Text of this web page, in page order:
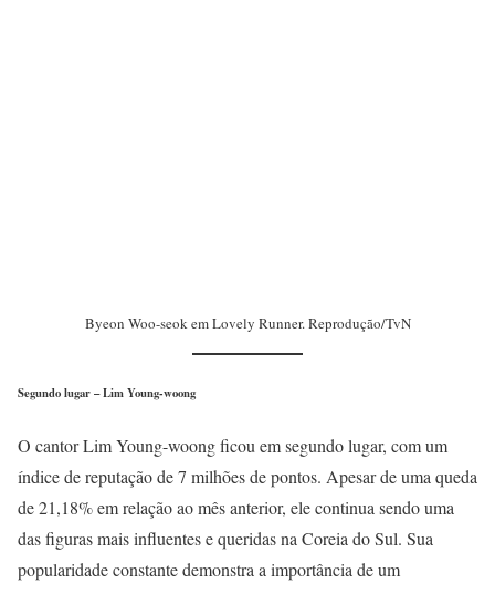
Byeon Woo-seok em Lovely Runner. Reprodução/TvN
Segundo lugar – Lim Young-woong
O cantor Lim Young-woong ficou em segundo lugar, com um
índice de reputação de 7 milhões de pontos. Apesar de uma queda
de 21,18% em relação ao mês anterior, ele continua sendo uma
das figuras mais influentes e queridas na Coreia do Sul. Sua
popularidade constante demonstra a importância de um